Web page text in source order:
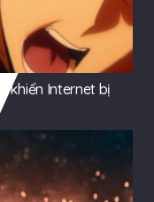
khiến Internet bị